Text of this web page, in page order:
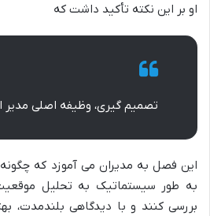
او بر این نکته تأکید داشت که
تصمیم گیری، وظیفه اصلی
این فصل به مدیران می آموزد که چگونه
به طور سیستماتیک به تحلیل موقعیت
بررسی کنند و با دیدگاهی بلندمدت،